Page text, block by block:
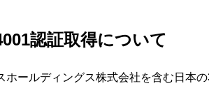
認証取得について
ホールディングス株式会社を含む日本